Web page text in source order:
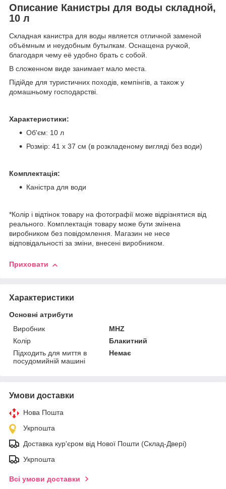
Описание Канистры для воды складной,
10 л
Складная канистра для воды является отличной заменой
объёмным и неудобным бутылкам. Оснащена ручкой,
благодаря чему её удобно брать с собой.
В сложенном виде занимает мало места.
Підійде для туристичних походів, кемпінгів, а також у
домашньому господарстві.
Характеристики:
Об'єм: 10 л
Розмір: 41 х 37 см (в розкладеному вигляді без води)
Комплектація:
Каністра для води
*Колір і відтінок товару на фотографії може відрізнятися від
реального. Комплектація товару може бути змінена
виробником без повідомлення. Магазин не несе
відповідальності за зміни, внесені виробником.
Приховати
Характеристики
Основні атрибути
Виробник
MHZ
Колір
Блакитний
Підходить для миття в
посудомийній машині
Немає
Умови доставки
Нова Пошта
Укрпошта
Доставка кур'єром від Нової Пошти (Склад-Двері)
Укрпошта
Всі умови доставки